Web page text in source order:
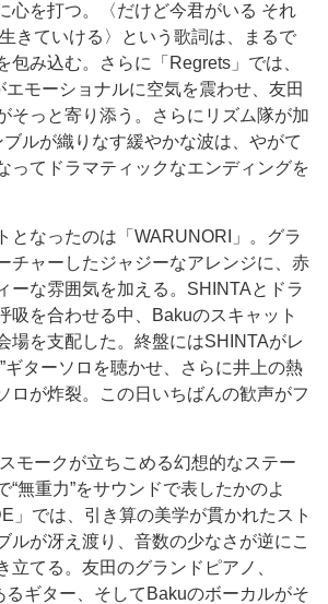
心を打つ。〈だけど今君がいる それ
きていける〉という歌詞は、まるで
包み込む。さらに「Regrets」では、
モーショナルに空気を震わせ、友田
そっと寄り添う。さらにリズム隊が加
ルが織りなす緩やかな波は、やがて
ってドラマティックなエンディングを
なったのは「WARUNORI」。グラ
チャーしたジャジーなアレンジに、赤
ーな雰囲気を加える。SHINTAとドラ
吸を合わせる中、Bakuのスキャット
場を支配した。終盤にはSHINTAがレ
ギターソロを聴かせ、さらに井上の熱
ロが炸裂。この日いちばんの歓声がフ
モークが立ちこめる幻想的なステー
“無重力”をサウンドで表したかのよ
」では、引き算の美学が貫かれたスト
ルが冴え渡り、音数の少なさが逆にこ
立てる。友田のグランドピアノ、
るギター、そしてBakuのボーカルがそ